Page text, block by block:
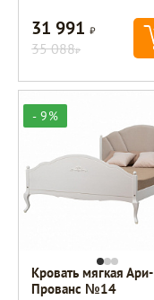
31 991Р
35 088Р
- 9%
Кровать мягкая Ари-
Прованс №14